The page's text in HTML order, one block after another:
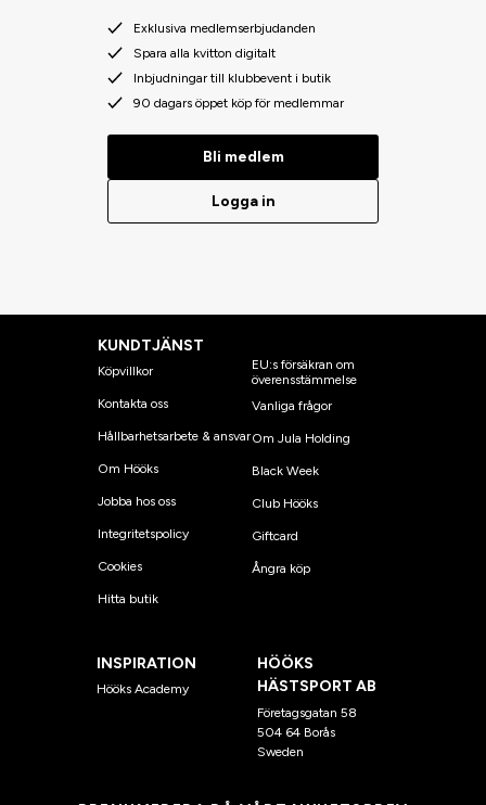
Exklusiva medlemserbjudanden
Spara alla kvitton digitalt
Inbjudningar till klubbevent i butik
90 dagars öppet köp för medlemmar
Bli medlem
Logga in
KUNDTJÄNST
Köpvillkor
Kontakta oss
Hållbarhetsarbete & ansvar
Om Hööks
Jobba hos oss
Integritetspolicy
Cookies
Hitta butik
EU:s försäkran om
överensstämmelse
Vanliga frågor
Om Jula Holding
Black Week
Club Hööks
Giftcard
Ångra köp
INSPIRATION
Hööks Academy
HÖÖKS
HÄSTSPORT AB
Företagsgatan 58
504 64 Borås
Sweden